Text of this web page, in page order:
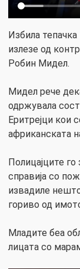
Избила
излезе од
Робин Мидел.
Мидел рече
одржувала
Еритрејци кои
африканската
Полицајците
справија со
извадиле
гориво од
Младите беа
лицата со